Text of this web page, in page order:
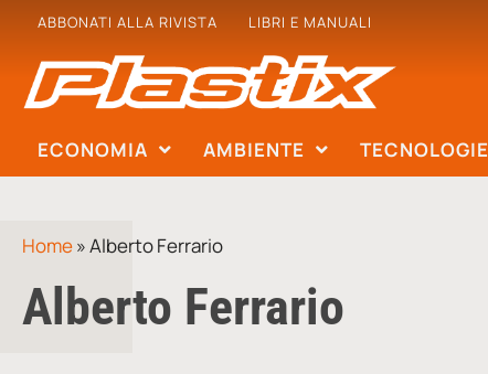
ABBONATI ALLA RIVISTA LIBRI E MANUALI
ECONOMIA AMBIENTE TECNOLOGIE
Home»Alberto Ferrario
Alberto Ferrario